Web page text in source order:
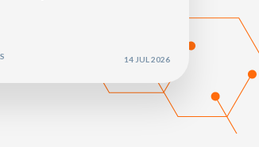
14 JUL 2026